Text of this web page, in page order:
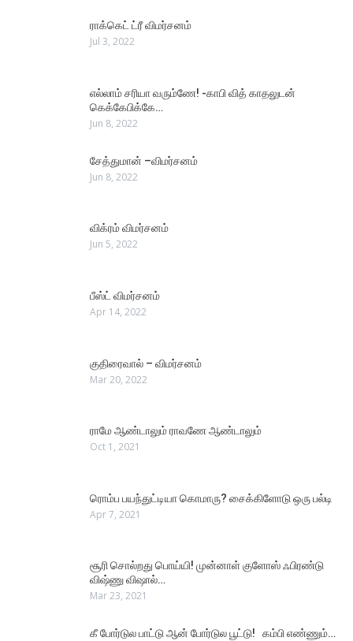
ராக்கெட் ட்ரீ விமர்சனம்
Jul 3, 2022
எல்லாம் சரியா வரும்ணே! -காபி வித் காதலுடன்
கெக்கேபிக்கே…
Jun 8, 2022
சேத்துமான் –விமர்சனம்
Jun 8, 2022
விக்ரம் விமர்சனம்
Jun 5, 2022
பீஸ்ட் விமர்சனம்
Apr 14, 2022
குதிரைவால் – விமர்சனம்
Mar 20, 2022
ராமே ஆண்டாலும் ராவணே ஆண்டாலும்
Oct 1, 2021
ரொம்ப பயந்துட்டியா கொமாரு? சைக்கிளோடு ஒரு பல்டி
Apr 7, 2021
சூரி சொல்றது பொய்யி! முன்னாள் குளோஸ் ஃபிரண்டு
விஷ்ணு விஷால்…
Mar 23, 2021
கீ போர்டுல பாட்டு ஆன் போர்டுல பூட்டு! கம்பி எண்ணும்…